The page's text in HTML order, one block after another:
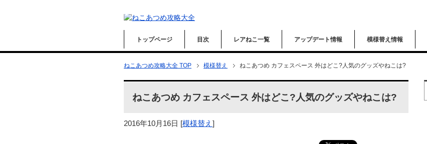
トップページ 目次 レアねこ一覧 アップデート情報 模様替え情報
ねこあつめ攻略大全 TOP 模様替え ねこあつめ カフェスペース 外はどこ?人気のグッズやねこは?
ねこあつめ カフェスペース 外はどこ?人気のグッズやねこは?
2016年10月16日 [模様替え ]